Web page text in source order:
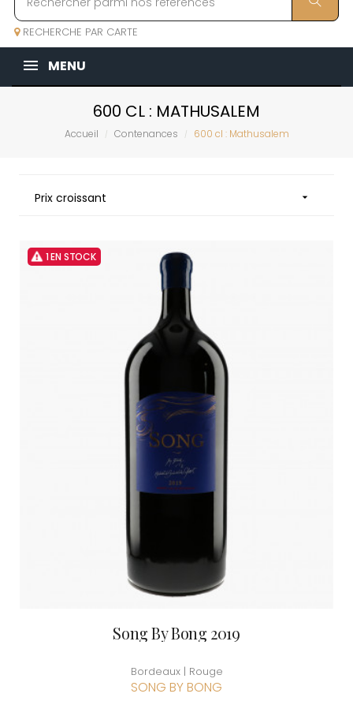
RECHERCHE PAR CARTE
MENU
600 CL : MATHUSALEM
Accueil Contenances 600 cl : Mathusalem
Prix croissant 
1 EN STOCK
Song By Bong 2019
Bordeaux | Rouge
SONG BY BONG